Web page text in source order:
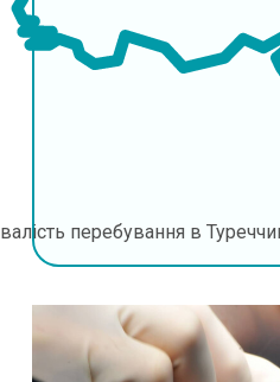
перебування в